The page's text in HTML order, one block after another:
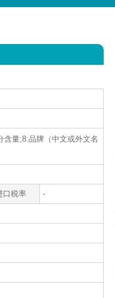
量;8:品牌（中文或外文名
口税率 -